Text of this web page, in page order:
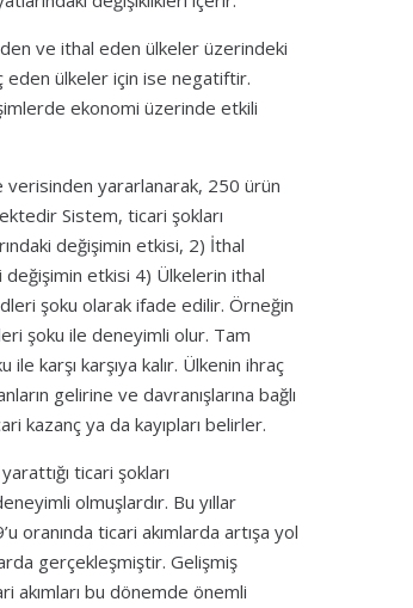
ve ithal eden ülkeler üzerindeki
eden ülkeler için ise negatiftir.
ekonomi üzerinde etkili
yararlanarak, 250 ürün
Sistem, ticari şokları
değişimin etkisi, 2) İthal
değişimin etkisi 4) Ülkelerin ithal
şoku olarak ifade edilir. Örneğin
şoku ile deneyimli olur. Tam
karşı karşıya kalır. Ülkenin ihraç
gelirine ve davranışlarına bağlı
kazanç ya da kayıpları belirler.
ticari şokları
olmuşlardır. Bu yıllar
oranında ticari akımlarda artışa yol
gerçekleşmiştir. Gelişmiş
akımları bu dönemde önemli